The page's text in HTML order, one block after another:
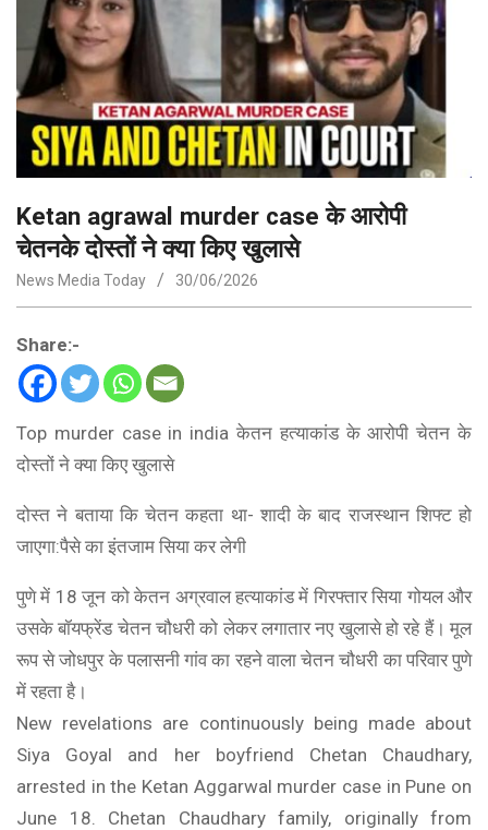
Ketan agrawal murder case के आरोपी
चेतनके दोस्तों ने क्या किए खुलासे
News Media Today 30/06/2026
Share:-
Top murder case in india केतन हत्याकांड के आरोपी चेतन के
दोस्तों ने क्या किए खुलासे
दोस्‍त ने बताया कि चेतन कहता था- शादी के बाद राजस्थान शिफ्ट हो
जाएगा:पैसे का इंतजाम सिया कर लेगी
पुणे में 18 जून को केतन अग्रवाल हत्याकांड में गिरफ्तार सिया गोयल और
उसके बॉयफ्रेंड चेतन चौधरी को लेकर लगातार नए खुलासे हो रहे हैं। मूल
रूप से जोधपुर के पलासनी गांव का रहने वाला चेतन चौधरी का परिवार पुणे
में रहता है।
New revelations are continuously being made about
Siya Goyal and her boyfriend Chetan Chaudhary,
arrested in the Ketan Aggarwal murder case in Pune on
June 18. Chetan Chaudhary family, originally from